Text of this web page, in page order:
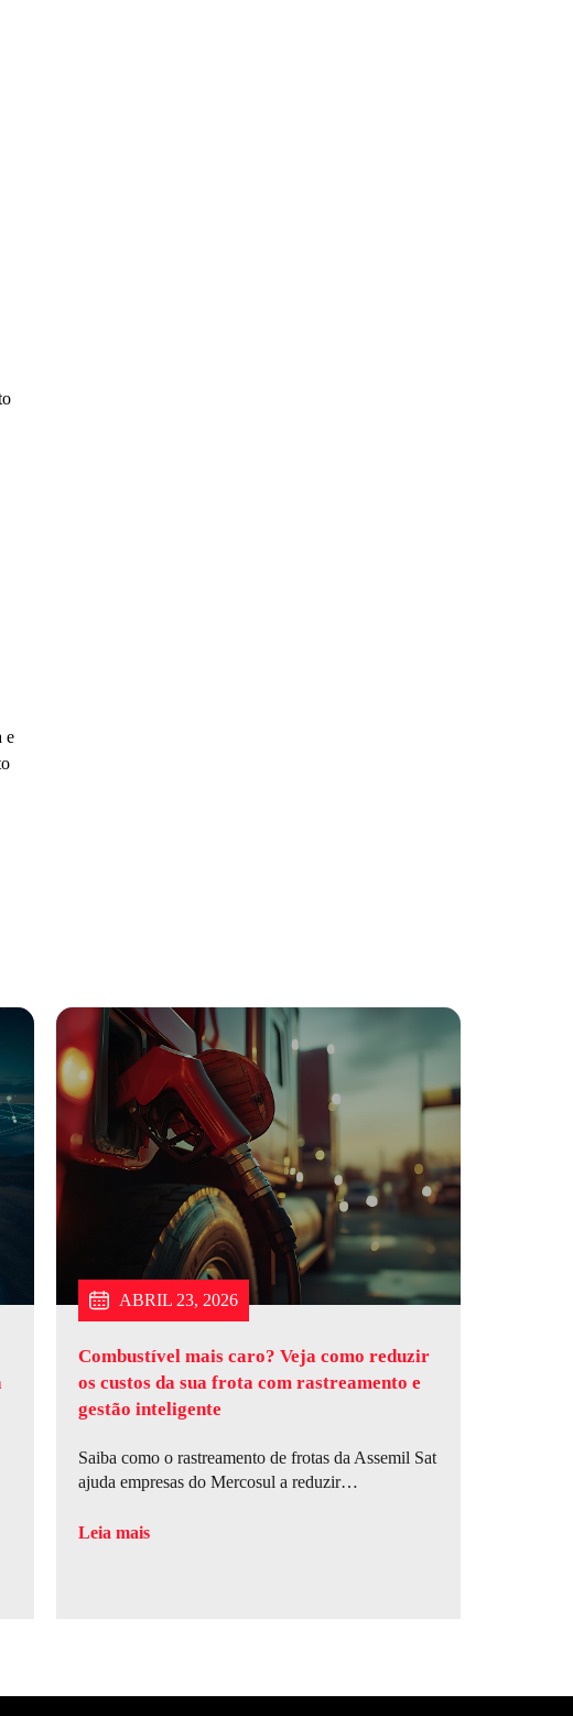
e
Combustível mais caro? Veja como reduzir
os custos da sua frota com rastreamento e
gestão inteligente
ABRIL 23, 2026
Saiba como o rastreamento de frotas da Assemil Sat
ajuda empresas do Mercosul a reduzir…
Leia mais